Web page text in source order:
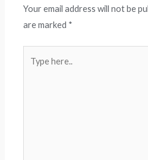
Your email address will not be
are marked *
here..